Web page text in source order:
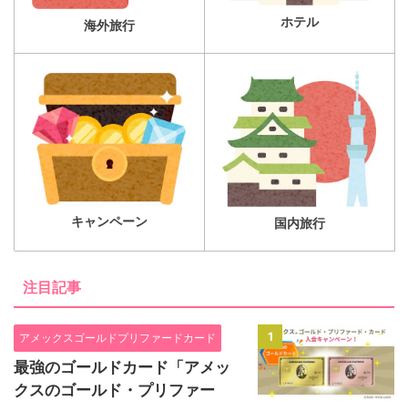
海外旅行 ホテル
キャンペーン 国内旅行
注目記事
1
アメックスゴールドプリファードカード
最強のゴールドカード「アメッ
クスのゴールド・プリファー